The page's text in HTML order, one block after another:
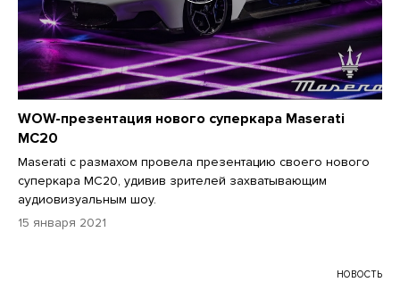
WOW-презентация нового суперкара Maserati
MC20
Maserati с размахом провела презентацию своего нового
суперкара MC20, удивив зрителей захватывающим
аудиовизуальным шоу.
15 января 2021
НОВОСТЬ